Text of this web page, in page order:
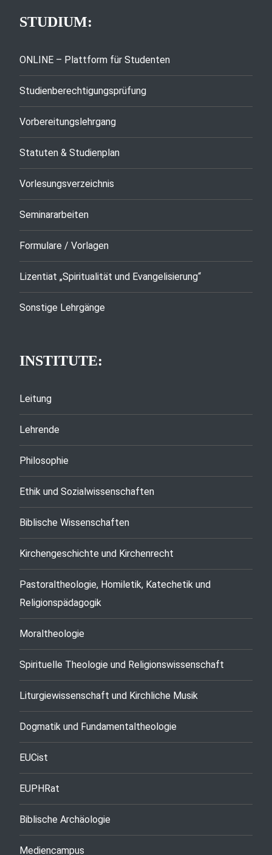
STUDIUM:
ONLINE – Plattform für Studenten
Studienberechtigungsprüfung
Vorbereitungslehrgang
Statuten & Studienplan
Vorlesungsverzeichnis
Seminararbeiten
Formulare / Vorlagen
Lizentiat „Spiritualität und Evangelisierung“
Sonstige Lehrgänge
INSTITUTE:
Leitung
Lehrende
Philosophie
Ethik und Sozialwissenschaften
Biblische Wissenschaften
Kirchengeschichte und Kirchenrecht
Pastoraltheologie, Homiletik, Katechetik und
Religionspädagogik
Moraltheologie
Spirituelle Theologie und Religionswissenschaft
Liturgiewissenschaft und Kirchliche Musik
Dogmatik und Fundamentaltheologie
EUCist
EUPHRat
Biblische Archäologie
Mediencampus